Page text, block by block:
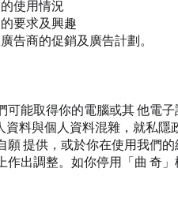
使用情況
要求及興趣
商的促銷及廣告計劃。
能取得你的電腦或其 他電
料與個人資料混雜，就私
提供，或於你在使用我們的
出調整。如你停用「曲 奇